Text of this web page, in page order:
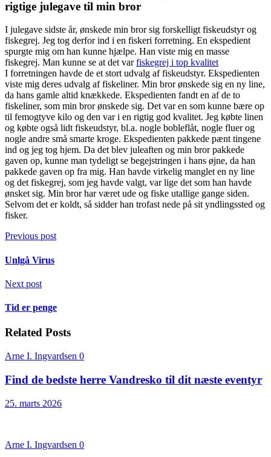
rigtige julegave til min bror
I julegave sidste år, ønskede min bror sig forskelligt fiskeudstyr og
fiskegrej. Jeg tog derfor ind i en fiskeri forretning. En ekspedient
spurgte mig om han kunne hjælpe. Han viste mig en masse
fiskegrej. Man kunne se at det varfiskegrej i top kvalitet
I forretningen havde de et stort udvalg af fiskeudstyr. Ekspedienten
viste mig deres udvalg af fiskeliner. Min bror ønskede sig en ny line,
da hans gamle altid knækkede. Ekspedienten fandt en af de to
fiskeliner, som min bror ønskede sig. Det var en som kunne bære op
til femogtyve kilo og den var i en rigtig god kvalitet. Jeg købte linen
og købte også lidt fiskeudstyr, bl.a. nogle bobleflåt, nogle fluer og
nogle andre små smarte kroge. Ekspedienten pakkede pænt tingene
ind og jeg tog hjem. Da det blev juleaften og min bror pakkede
gaven op, kunne man tydeligt se begejstringen i hans øjne, da han
pakkede gaven op fra mig. Han havde virkelig manglet en ny line
og det fiskegrej, som jeg havde valgt, var lige det som han havde
ønsket sig. Min bror har været ude og fiske utallige gange siden.
Selvom det er koldt, så sidder han trofast nede på sit yndlingssted og
fisker.
Previous post
Unlgå Virus
Next post
Tid er penge
Related Posts
Arne I. Ingvardsen 0
Find de bedste herre Vandresko til dit næste eventyr
25. marts 2026
Arne I. Ingvardsen 0